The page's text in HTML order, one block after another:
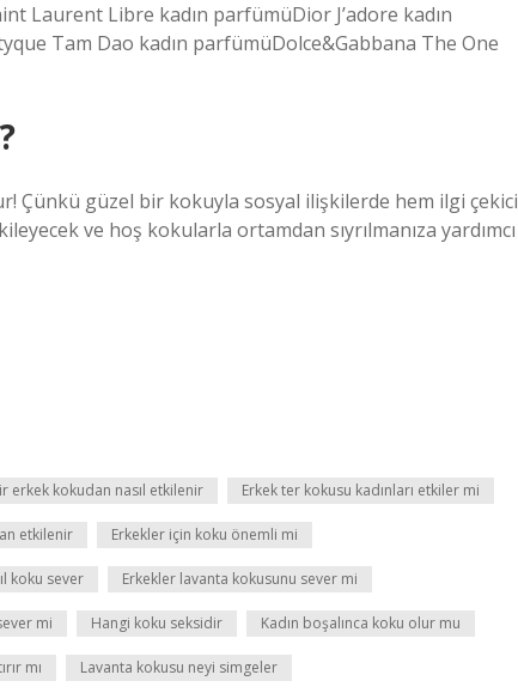
Laurent Libre kadın parfümüDior J’adore kadın
Tam Dao kadın parfümüDolce&Gabbana The One
Çünkü güzel bir kokuyla sosyal ilişkilerde hem ilgi çekici
ve hoş kokularla ortamdan sıyrılmanıza yardımcı
erkek kokudan nasıl etkilenir Erkek ter kokusu kadınları etkiler mi
etkilenir Erkekler için koku önemli mi
koku sever Erkekler lavanta kokusunu sever mi
mi Hangi koku seksidir Kadın boşalınca koku olur mu
mı Lavanta kokusu neyi simgeler